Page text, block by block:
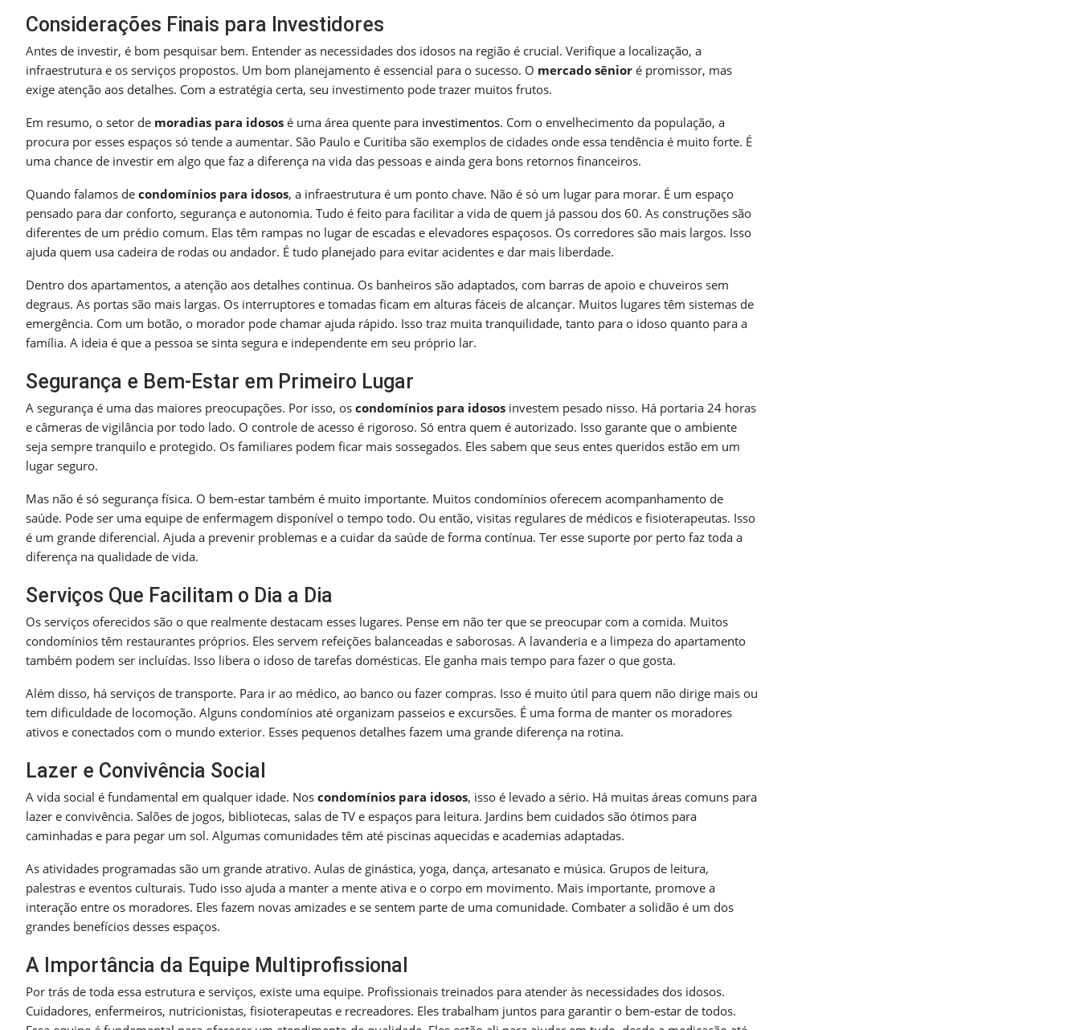
Considerações Finais para Investidores
Antes de investir, é bom pesquisar bem. Entender as necessidades dos idosos na região é crucial. Verifique a localização, a
infraestrutura e os serviços propostos. Um bom planejamento é essencial para o sucesso. O mercado sênior é promissor, mas
exige atenção aos detalhes. Com a estratégia certa, seu investimento pode trazer muitos frutos.
Em resumo, o setor de moradias para idosos é uma área quente para investimentos. Com o envelhecimento da população, a
procura por esses espaços só tende a aumentar. São Paulo e Curitiba são exemplos de cidades onde essa tendência é muito forte. É
uma chance de investir em algo que faz a diferença na vida das pessoas e ainda gera bons retornos financeiros.
Quando falamos de condomínios para idosos, a infraestrutura é um ponto chave. Não é só um lugar para morar. É um espaço
pensado para dar conforto, segurança e autonomia. Tudo é feito para facilitar a vida de quem já passou dos 60. As construções são
diferentes de um prédio comum. Elas têm rampas no lugar de escadas e elevadores espaçosos. Os corredores são mais largos. Isso
ajuda quem usa cadeira de rodas ou andador. É tudo planejado para evitar acidentes e dar mais liberdade.
Dentro dos apartamentos, a atenção aos detalhes continua. Os banheiros são adaptados, com barras de apoio e chuveiros sem
degraus. As portas são mais largas. Os interruptores e tomadas ficam em alturas fáceis de alcançar. Muitos lugares têm sistemas de
emergência. Com um botão, o morador pode chamar ajuda rápido. Isso traz muita tranquilidade, tanto para o idoso quanto para a
família. A ideia é que a pessoa se sinta segura e independente em seu próprio lar.
Segurança e Bem-Estar em Primeiro Lugar
A segurança é uma das maiores preocupações. Por isso, os condomínios para idosos investem pesado nisso. Há portaria 24 horas
e câmeras de vigilância por todo lado. O controle de acesso é rigoroso. Só entra quem é autorizado. Isso garante que o ambiente
seja sempre tranquilo e protegido. Os familiares podem ficar mais sossegados. Eles sabem que seus entes queridos estão em um
lugar seguro.
Mas não é só segurança física. O bem-estar também é muito importante. Muitos condomínios oferecem acompanhamento de
saúde. Pode ser uma equipe de enfermagem disponível o tempo todo. Ou então, visitas regulares de médicos e fisioterapeutas. Isso
é um grande diferencial. Ajuda a prevenir problemas e a cuidar da saúde de forma contínua. Ter esse suporte por perto faz toda a
diferença na qualidade de vida.
Serviços Que Facilitam o Dia a Dia
Os serviços oferecidos são o que realmente destacam esses lugares. Pense em não ter que se preocupar com a comida. Muitos
condomínios têm restaurantes próprios. Eles servem refeições balanceadas e saborosas. A lavanderia e a limpeza do apartamento
também podem ser incluídas. Isso libera o idoso de tarefas domésticas. Ele ganha mais tempo para fazer o que gosta.
Além disso, há serviços de transporte. Para ir ao médico, ao banco ou fazer compras. Isso é muito útil para quem não dirige mais ou
tem dificuldade de locomoção. Alguns condomínios até organizam passeios e excursões. É uma forma de manter os moradores
ativos e conectados com o mundo exterior. Esses pequenos detalhes fazem uma grande diferença na rotina.
Lazer e Convivência Social
A vida social é fundamental em qualquer idade. Nos condomínios para idosos, isso é levado a sério. Há muitas áreas comuns para
lazer e convivência. Salões de jogos, bibliotecas, salas de TV e espaços para leitura. Jardins bem cuidados são ótimos para
caminhadas e para pegar um sol. Algumas comunidades têm até piscinas aquecidas e academias adaptadas.
As atividades programadas são um grande atrativo. Aulas de ginástica, yoga, dança, artesanato e música. Grupos de leitura,
palestras e eventos culturais. Tudo isso ajuda a manter a mente ativa e o corpo em movimento. Mais importante, promove a
interação entre os moradores. Eles fazem novas amizades e se sentem parte de uma comunidade. Combater a solidão é um dos
grandes benefícios desses espaços.
A Importância da Equipe Multiprofissional
Por trás de toda essa estrutura e serviços, existe uma equipe. Profissionais treinados para atender às necessidades dos idosos.
Cuidadores, enfermeiros, nutricionistas, fisioterapeutas e recreadores. Eles trabalham juntos para garantir o bem-estar de todos.